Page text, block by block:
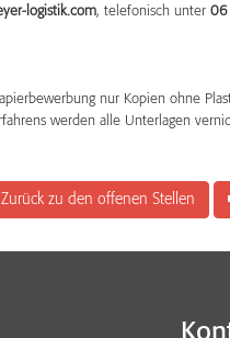
logistik.com, telefonisch unter
nur Kopien ohne
werden alle Unterlagen
Zurück zu den offenen Stellen